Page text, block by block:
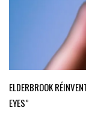
ELDERBROOK
EYES”